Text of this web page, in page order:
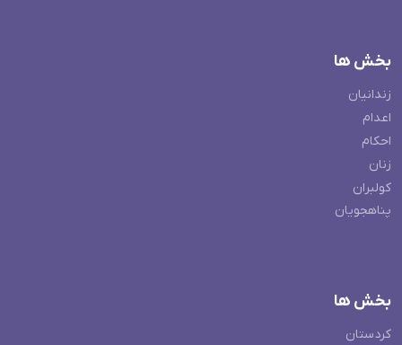
بخش ها
زندانیان
اعدام
احکام
زنان
کولبران
پناهجویان
بخش ها
کردستان